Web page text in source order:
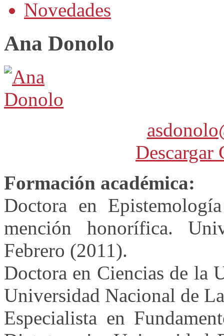
Novedades
Ana Donolo
Descargar
Formación académica:
Doctora en
mención honorífica.
Febrero (2011).
Doctora en Ciencias de la
Universidad Nacional de
Especialista en